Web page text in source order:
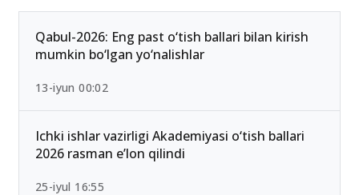
Qabul-2026: Eng past o‘tish ballari bilan kirish
mumkin bo‘lgan yo‘nalishlar
13-iyun 00:02
Ichki ishlar vazirligi Akademiyasi o‘tish ballari
2026 rasman e’lon qilindi
25-iyul 16:55